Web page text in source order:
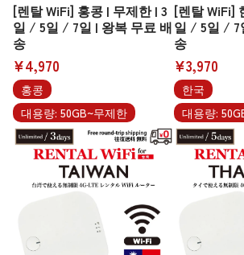
[렌탈 WiFi] 홍콩 | 무제한 | 3
일 / 5일 / 7일 | 왕복 무료 배
송
¥4,970
홍콩
대용량: 50GB~무제한
[렌탈 WiFi]
일 / 5일 / 7
송
¥3,970
한국
대용량: